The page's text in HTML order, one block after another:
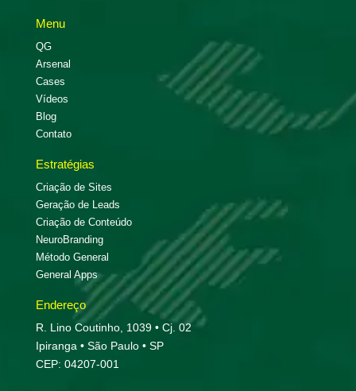
Menu
QG
Arsenal
Cases
Vídeos
Blog
Contato
Estratégias
Criação de Sites
Geração de Leads
Criação de Conteúdo
NeuroBranding
Método General
General Apps
Endereço
R. Lino Coutinho, 1039 • Cj. 02
Ipiranga • São Paulo • SP
CEP: 04207-001